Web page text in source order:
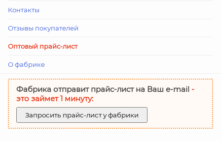
Контакты
Отзывы покупателей
Оптовый прайс-лист
О фабрике
Фабрика отправит прайс-лист на Ваш е-mail -
это займет 1 минуту:
Запросить прайс-лист у фабрики